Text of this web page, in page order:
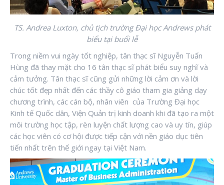
TS. Andrea Luxton, chủ tịch trường Đại học Andrews phát
biểu tại buổi lễ
Trong niềm vui ngày tốt nghiệp, tân thạc sĩ Nguyễn Tuấn
Hùng đã thay mặt cho 16 tân thạc sĩ phát biểu suy nghĩ và
cảm tưởng. Tân thạc sĩ cũng gửi những lời cảm ơn và lời
chúc tốt đẹp nhất đến các thầy cô giáo tham gia giảng dạy
chương trình, các cán bộ, nhân viên của Trường Đại học
Kinh tế Quốc dân, Viện Quản trị kinh doanh khi đã tạo ra một
môi trường học tập, rèn luyện chất lượng cao và uy tín, giúp
các học viên có cơ hội được tiếp cận với nền giáo dục tiên
tiến nhất trên thế giới ngay tại Việt Nam.